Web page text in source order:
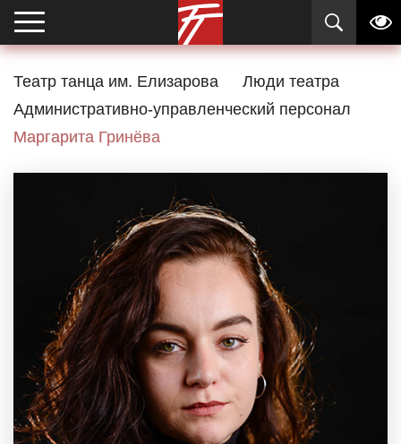
Театр танца им. Елизарова
Люди театра
Административно-управленческий персонал
Маргарита Гринёва